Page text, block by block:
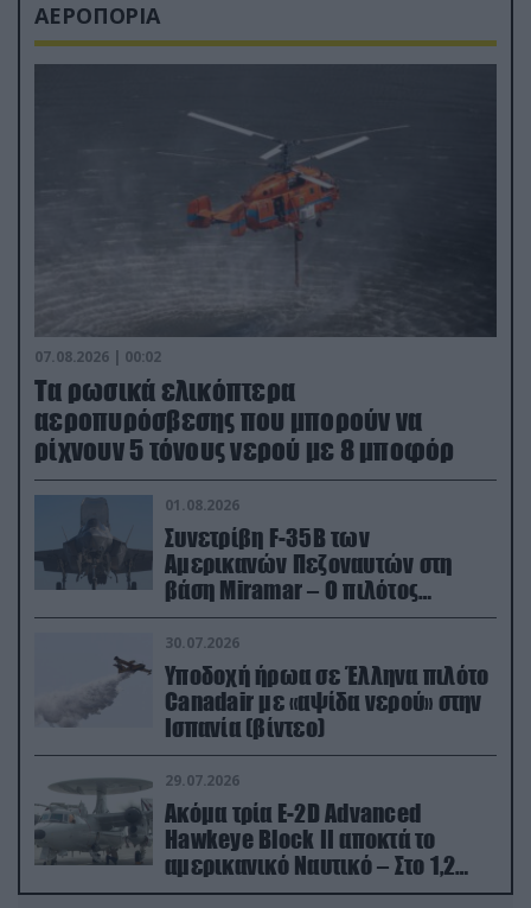
ΑΕΡΟΠΟΡΙΑ
07.08.2026 | 00:02
Τα ρωσικά ελικόπτερα
αεροπυρόσβεσης που μπορούν να
ρίχνουν 5 τόνους νερού με 8 μποφόρ
01.08.2026
Συνετρίβη F-35B των
Αμερικανών Πεζοναυτών στη
βάση Miramar – Ο πιλότος
εκτινάχθηκε εγκαίρως
30.07.2026
Υποδοχή ήρωα σε Έλληνα πιλότο
Canadair με «αψίδα νερού» στην
Ισπανία (βίντεο)
29.07.2026
Ακόμα τρία E-2D Advanced
Hawkeye Block II αποκτά το
αμερικανικό Ναυτικό – Στο 1,2
δισ.δολάρια το κόστος